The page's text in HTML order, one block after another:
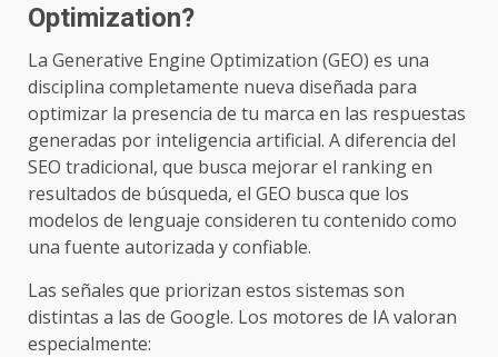
Optimization?
La Generative Engine Optimization (GEO) es una
disciplina completamente nueva diseñada para
optimizar la presencia de tu marca en las respuestas
generadas por inteligencia artificial. A diferencia del
SEO tradicional, que busca mejorar el ranking en
resultados de búsqueda, el GEO busca que los
modelos de lenguaje consideren tu contenido como
una fuente autorizada y confiable.
Las señales que priorizan estos sistemas son
distintas a las de Google. Los motores de IA valoran
especialmente: